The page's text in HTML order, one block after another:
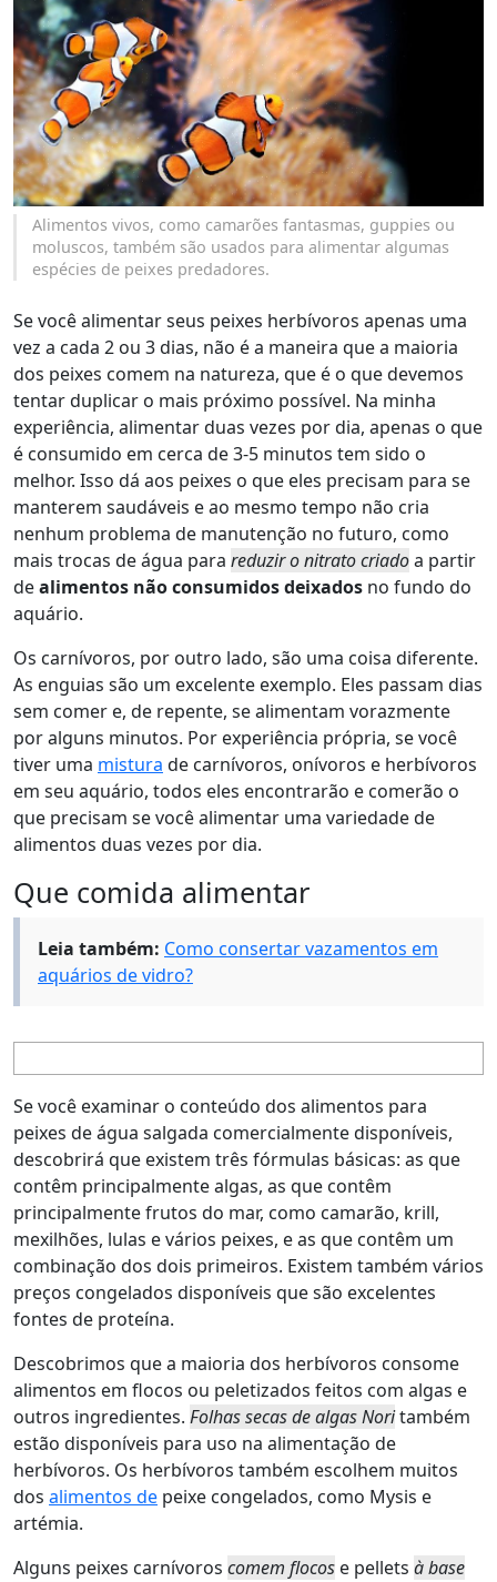
Alimentos vivos, como camarões fantasmas, guppies ou
moluscos, também são usados para alimentar algumas
espécies de peixes predadores.
Se você alimentar seus peixes herbívoros apenas uma
vez a cada 2 ou 3 dias, não é a maneira que a maioria
dos peixes comem na natureza, que é o que devemos
tentar duplicar o mais próximo possível. Na minha
experiência, alimentar duas vezes por dia, apenas o que
é consumido em cerca de 3-5 minutos tem sido o
melhor. Isso dá aos peixes o que eles precisam para se
manterem saudáveis e ao mesmo tempo não cria
nenhum problema de manutenção no futuro, como
mais trocas de água para reduzir o nitrato criadoa partir
dealimentos não consumidos deixados no fundo do
aquário.
Os carnívoros, por outro lado, são uma coisa diferente.
As enguias são um excelente exemplo. Eles passam dias
sem comer e, de repente, se alimentam vorazmente
por alguns minutos. Por experiência própria, se você
tiver uma mistura de carnívoros, onívoros e herbívoros
em seu aquário, todos eles encontrarão e comerão o
que precisam se você alimentar uma variedade de
alimentos duas vezes por dia.
Que comida alimentar
Leia também: Como consertar vazamentos em
aquários de vidro?
Se você examinar o conteúdo dos alimentos para
peixes de água salgada comercialmente disponíveis,
descobrirá que existem três fórmulas básicas: as que
contêm principalmente algas, as que contêm
principalmente frutos do mar, como camarão, krill,
mexilhões, lulas e vários peixes, e as que contêm um
combinação dos dois primeiros. Existem também vários
preços congelados disponíveis que são excelentes
fontes de proteína.
Descobrimos que a maioria dos herbívoros consome
alimentos em flocos ou peletizados feitos com algas e
outros ingredientes. Folhas secas de algas Noritambém
estão disponíveis para uso na alimentação de
herbívoros. Os herbívoros também escolhem muitos
dos alimentos de peixe congelados, como Mysis e
artémia.
Alguns peixes carnívoros comem flocos e pellets à base